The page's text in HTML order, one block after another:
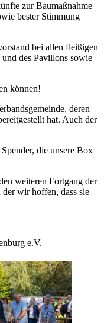
zur Baumaßnahme
bester Stimmung
bei allen fleißigen
des Pavillons sowie
können!
deren
hat. Auch der
die unsere Box
weiteren Fortgang der
wir hoffen, dass sie
e.V.